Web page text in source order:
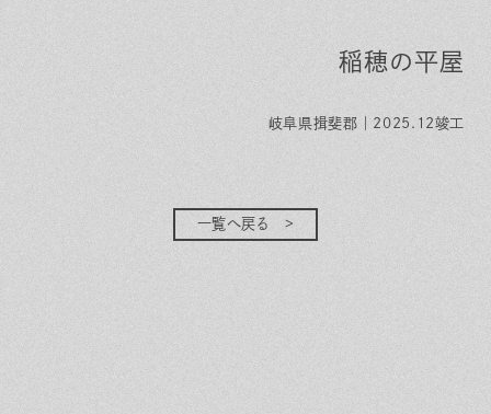
稲穂の平屋
岐阜県揖斐郡｜2025.12竣工
一覧へ戻る